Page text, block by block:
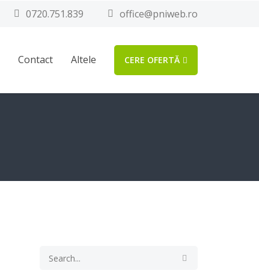
0720.751.839 office@pniweb.ro
Contact Altele CERE OFERTĂ